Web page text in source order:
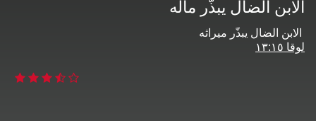
الابن الضال يبذّر ماله
الابن الضال يبذّر ميراثه
لوقا ‏٥‏‏١‏:‏٣‏‏١‏